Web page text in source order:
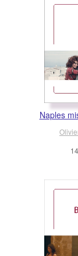
Naples